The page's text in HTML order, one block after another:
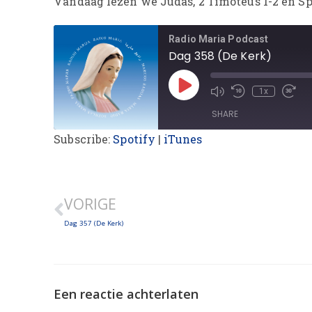
Radio Maria Podcast
Dag 358 (De Kerk)
1x
SHARE
Subscribe: Spotify | iTunes
VORIGE
Dag 357 (De Kerk)
Een reactie achterlaten